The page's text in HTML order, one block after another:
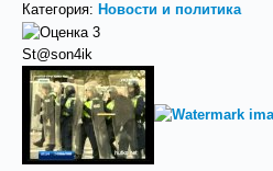
Категория: Новости и политика
St@son4ik